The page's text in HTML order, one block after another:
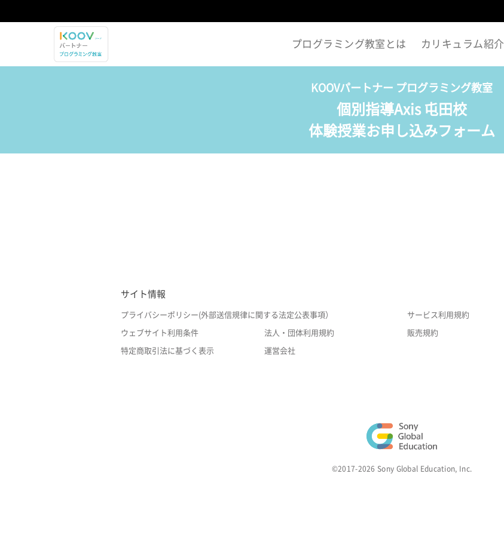
プログラミング教室とは カリキュラム紹介
KOOVパートナー プログラミング教室
個別指導Axis 屯田校
体験授業お申し込みフォーム
サイト情報
プライバシーポリシー(外部送信規律に関する法定公表事項） サービス利用規約
ウェブサイト利用条件 法人・団体利用規約 販売規約
特定商取引法に基づく表示 運営会社
©2017-2026 Sony Global Education, Inc.